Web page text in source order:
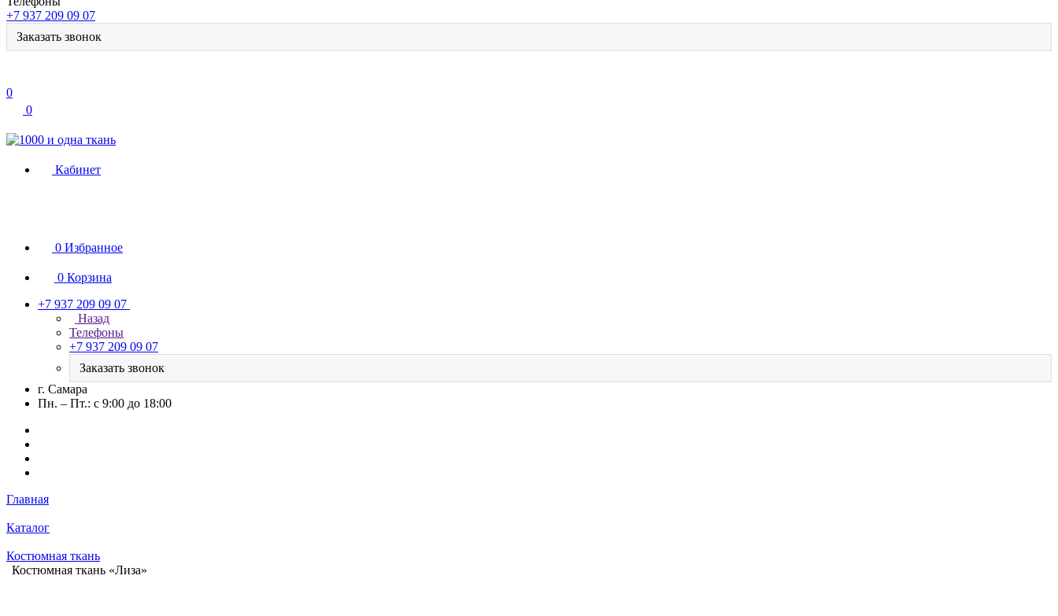
+7 937 209 09 07
Заказать звонок
0
0
Кабинет
0 Избранное
0 Корзина
+7 937 209 09 07
Назад
Телефоны
+7 937 209 09 07
Заказать звонок
г. Самара
Пн. – Пт.: с 9:00 до 18:00
Главная
Каталог
Костюмная ткань
Костюмная ткань «Лиза»